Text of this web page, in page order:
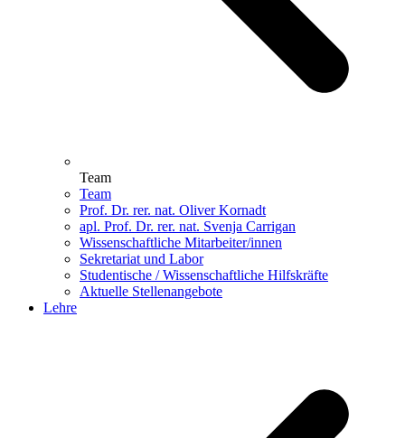
Team
Team
Prof. Dr. rer. nat. Oliver Kornadt
apl. Prof. Dr. rer. nat. Svenja Carrigan
Wissenschaftliche Mitarbeiter/innen
Sekretariat und Labor
Studentische / Wissenschaftliche Hilfskräfte
Aktuelle Stellenangebote
Lehre